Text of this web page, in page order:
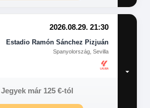
2026.08.29. 21:30
Estadio Ramón Sánchez Pizjuán
Spanyolország, Sevilla
Jegyek már 125 €-tól